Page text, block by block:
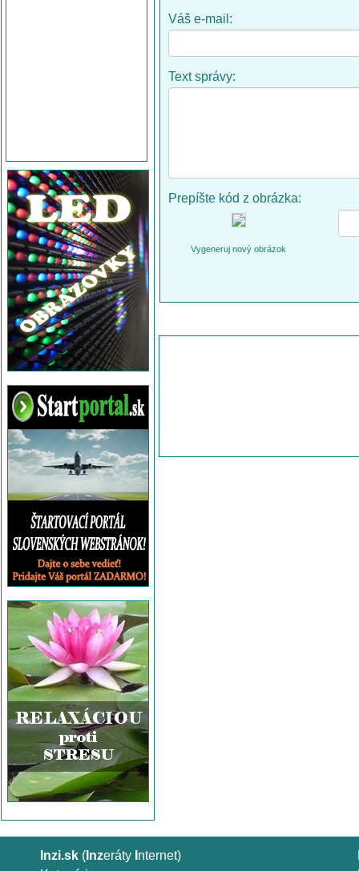
Váš e-mail:
Text správy:
Prepíšte kód z obrázka:
Vygeneruj nový obrázok
Inzi.sk ( Inzeráty nternet)